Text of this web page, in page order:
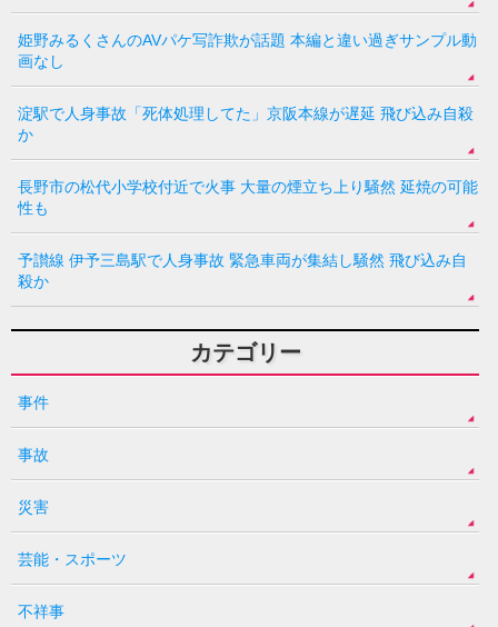
姫野みるくさんのAVパケ写詐欺が話題 本編と違い過ぎサンプル動
画なし
淀駅で人身事故「死体処理してた」京阪本線が遅延 飛び込み自殺
か
長野市の松代小学校付近で火事 大量の煙立ち上り騒然 延焼の可能
性も
予讃線 伊予三島駅で人身事故 緊急車両が集結し騒然 飛び込み自
殺か
カテゴリー
事件
事故
災害
芸能・スポーツ
不祥事